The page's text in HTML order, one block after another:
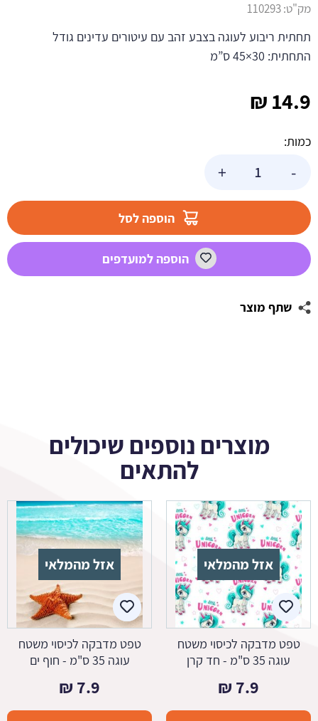
14.9
₪
כמות:
-
זהב
ס"מ
+
הוספה לסל
הוספה למועדפים
שתף מוצר
מק"ט:110293
תחתית ריבוע לעוגה בצבע זהב עם עיטורים עדינים גודל
התחתית: 30×45 ס”מ
מוצרים נוספים שיכולים
להתאים
אזל מהמלאי
טפט מדבקה לכיסוי משטח
עוגה 35 ס"מ - חד קרן
7.9
₪
אזל מהמלאי
טפט מדבקה לכיסוי משטח
עוגה 35 ס"מ - חוף ים
7.9
₪